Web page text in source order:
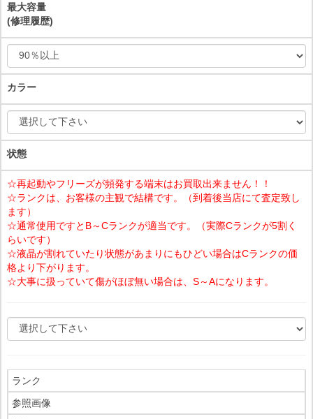
最大容量
(修理履歴)
カラー
状態
☆再起動やフリーズが頻発する端末はお買取出来ません！！
☆ランクは、お客様の主観で結構です。（到着後当店にて査定致し
ます）
☆通常使用ですとB～Cランクが適当です。（実際Cランクが5割く
らいです）
☆液晶が割れていたり状態があまりにもひどい場合はCランクの価
格より下がります。
☆大事に扱っていて傷がほぼ無い場合は、S～Aになります。
ランク
参照画像